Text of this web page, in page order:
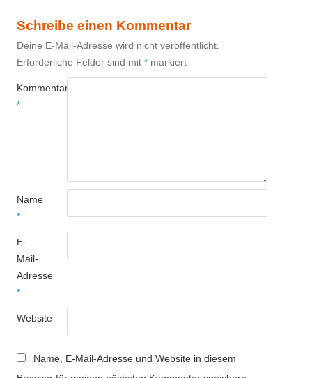
Schreibe einen Kommentar
Deine E-Mail-Adresse wird nicht veröffentlicht.
Erforderliche Felder sind mit * markiert
Kommentar
*
Name
*
E-
Mail-
Adresse
*
Website
Name, E-Mail-Adresse und Website in diesem